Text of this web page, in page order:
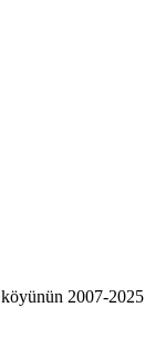
köyünün 2007-2025